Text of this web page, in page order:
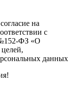
на
с
№152-ФЗ «О
данных